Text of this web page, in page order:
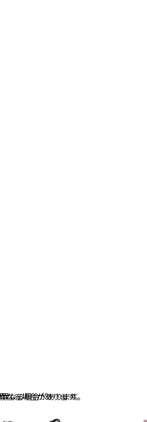
なる場合があります。
なる場合があります。